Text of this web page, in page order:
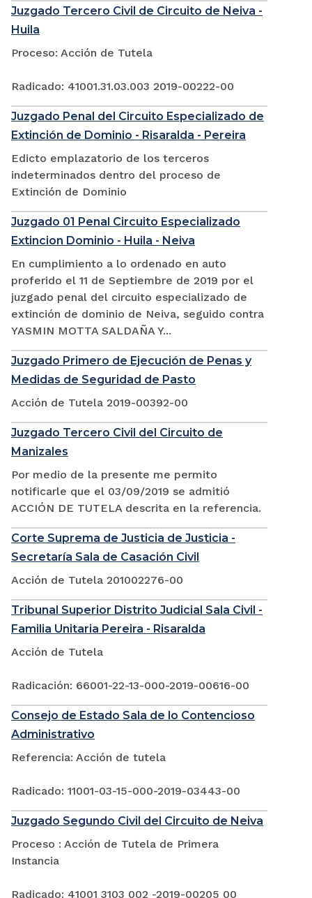
Juzgado Tercero Civil de Circuito de Neiva -
Huila
Proceso: Acción de Tutela
Radicado: 41001.31.03.003 2019-00222-00
Juzgado Penal del Circuito Especializado de
Extinción de Dominio - Risaralda - Pereira
Edicto emplazatorio de los terceros
indeterminados dentro del proceso de
Extinción de Dominio
Juzgado 01 Penal Circuito Especializado
Extincion Dominio - Huila - Neiva
En cumplimiento a lo ordenado en auto
proferido el 11 de Septiembre de 2019 por el
juzgado penal del circuito especializado de
extinción de dominio de Neiva, seguido contra
YASMIN MOTTA SALDAÑA Y...
Juzgado Primero de Ejecución de Penas y
Medidas de Seguridad de Pasto
Acción de Tutela 2019-00392-00
Juzgado Tercero Civil del Circuito de
Manizales
Por medio de la presente me permito
notificarle que el 03/09/2019 se admitió
ACCIÓN DE TUTELA descrita en la referencia.
Corte Suprema de Justicia de Justicia -
Secretaría Sala de Casación Civil
Acción de Tutela 201002276-00
Tribunal Superior Distrito Judicial Sala Civil -
Familia Unitaria Pereira - Risaralda
Acción de Tutela
Radicación: 66001-22-13-000-2019-00616-00
Consejo de Estado Sala de lo Contencioso
Administrativo
Referencia: Acción de tutela
Radicado: 11001-03-15-000-2019-03443-00
Juzgado Segundo Civil del Circuito de Neiva
Proceso : Acción de Tutela de Primera
Instancia
Radicado: 41001 3103 002 -2019-00205 00